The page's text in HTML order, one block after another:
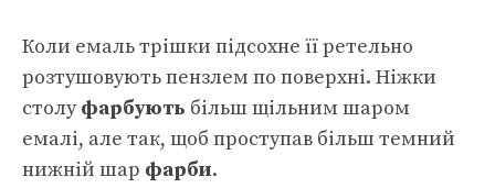
Коли емаль трішки підсохне її ретельно
розтушовують пензлем по поверхні. Ніжки
столуфарбують більш щільним шаром
емалі, але так, щоб проступав більш темний
нижній шар фарби.